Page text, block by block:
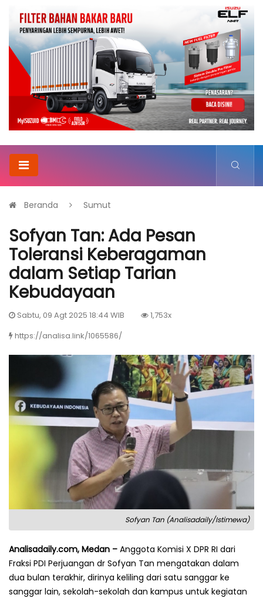
Beranda Sumut
Sofyan Tan: Ada Pesan
Toleransi Keberagaman
dalam Setiap Tarian
Kebudayaan
Sabtu, 09 Agt 2025 18:44 WIB
1,753x
https://analisa.link/1065586/
Sofyan Tan (Analisadaily/Istimewa)
Analisadaily.com, Medan – Anggota Komisi X DPR RI dari
Fraksi PDI Perjuangan dr Sofyan Tan mengatakan dalam
dua bulan terakhir, dirinya keliling dari satu sanggar ke
sanggar lain, sekolah-sekolah dan kampus untuk kegiatan